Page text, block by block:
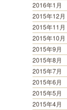
2016年1月
2015年12月
2015年11月
2015年10月
2015年9月
2015年8月
2015年7月
2015年6月
2015年5月
2015年4月